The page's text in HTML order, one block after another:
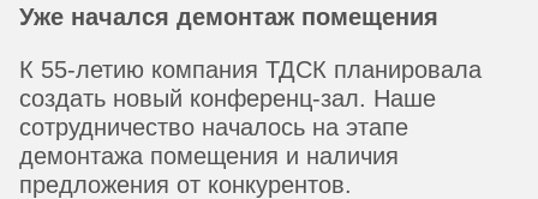
Уже начался демонтаж помещения
К 55-летию компания ТДСК планировала
создать новый конференц-зал. Наше
сотрудничество началось на этапе
демонтажа помещения и наличия
предложения от конкурентов.